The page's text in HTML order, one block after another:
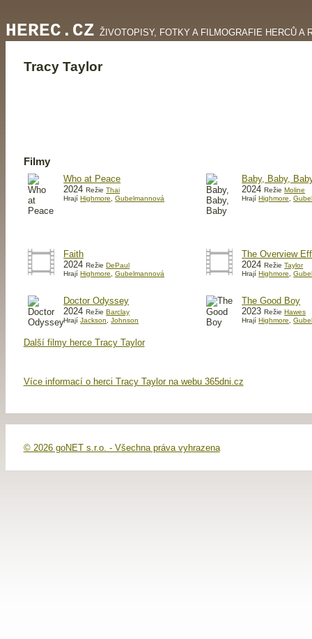
HEREC.CZ ŽIVOTOPISY, FOTKY A FILMOGRAFIE HERCŮ A
Tracy Taylor
Filmy
Who at Peace
2024RežieThai
HrajíHighmore ,Gubelmannová
Baby, Baby,
2024RežieMoline
HrajíHighmore ,
Faith
2024RežieDePaul
HrajíHighmore ,Gubelmannová
The Overview
2024RežieTaylor
HrajíHighmore ,
Doctor Odyssey
2024RežieBarclay
HrajíJackson ,Johnson
The Good Boy
2023RežieHawes
HrajíHighmore ,
Další filmy herce Tracy Taylor
Více informací o herci Tracy Taylor na webu 365dni.cz
© 2026 goNET s.r.o. - Všechna práva vyhrazena